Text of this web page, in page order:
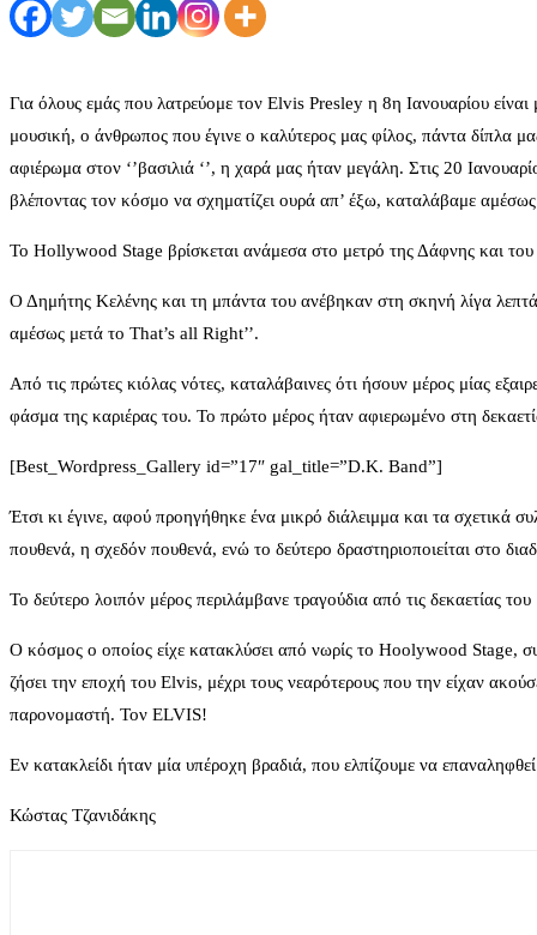
Για όλους εμάς που λατρεύομε τον Elvis Presley η 8η Ιανουαρίου
μουσική, ο άνθρωπος που έγινε ο καλύτερος μας φίλος, πάντα
αφιέρωμα στον ‘’βασιλιά ‘’, η χαρά μας ήταν μεγάλη. Στις 20
βλέποντας τον κόσμο να σχηματίζει ουρά απ’ έξω, καταλάβαμε
Το Hollywood Stage βρίσκεται ανάμεσα στο μετρό της Δάφνης και
Ο Δημήτης Κελένης και τη μπάντα του ανέβηκαν στη σκηνή λίγα
αμέσως μετά το That’s all Right’’.
Από τις πρώτες κιόλας νότες, καταλάβαινες ότι ήσουν μέρος μίας
φάσμα της καριέρας του. Το πρώτο μέρος ήταν αφιερωμένο στη
[Best_Wordpress_Gallery id=”17″ gal_title=”D.K. Band”]
Έτσι κι έγινε, αφού προηγήθηκε ένα μικρό διάλειμμα και τα σχετικά
πουθενά, η σχεδόν πουθενά, ενώ το δεύτερο δραστηριοποιείται στο
Το δεύτερο λοιπόν μέρος περιλάμβανε τραγούδια από τις δεκαετίας
Ο κόσμος ο οποίος είχε κατακλύσει από νωρίς το Hoolywood Stage,
ζήσει την εποχή του Elvis, μέχρι τους νεαρότερους που την είχαν
παρονομαστή. Τον ELVIS!
Εν κατακλείδι ήταν μία υπέροχη βραδιά, που ελπίζουμε να
Κώστας Τζανιδάκης